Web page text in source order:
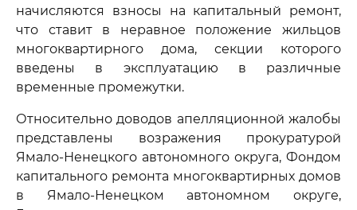
начисляются взносы на капитальный ремонт,
что ставит в неравное положение жильцов
многоквартирного дома, секции которого
введены в эксплуатацию в различные
временные промежутки.
Относительно доводов апелляционной жалобы
представлены возражения прокуратурой
Ямало-Ненецкого автономного округа, Фондом
капитального ремонта многоквартирных домов
в Ямало-Ненецком автономном округе,